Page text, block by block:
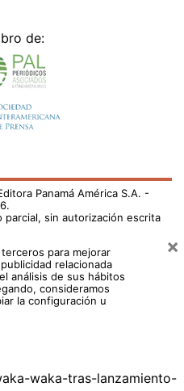
Panamá América S.A. -
sin autorización escrita
para mejorar
relacionada
análisis de sus hábitos
consideramos
la configuración u
2022-748313